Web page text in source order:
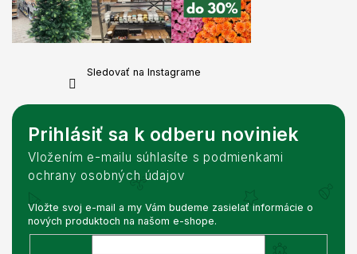
Sledovať na Instagrame
Prihlásiť sa k odberu noviniek
Vložením e-mailu súhlasíte s podmienkami
ochrany osobných údajov
Vložte svoj e-mail a my Vám budeme zasielať informácie o
nových produktoch na našom e-shope.